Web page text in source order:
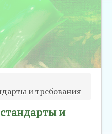
О
школе
Родителям и
обучающимся
и требования
и